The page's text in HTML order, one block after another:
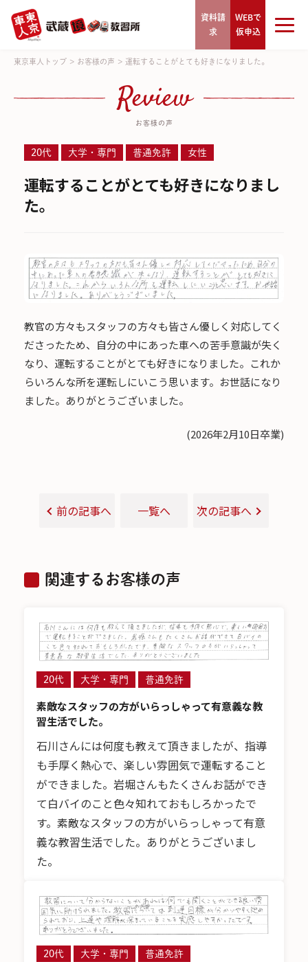
資料請
求
WEBで
仮申込
東京車人トップ > お客様の声 > 運転することがとても好きになりました。
Review
お客様の声
20代 大学・専門 普通免許 女性
運転することがとても好きになりまし
た。
教官の方々もスタッフの方々も皆さん優しく対応してく
ださったため、自分の中にあった車への苦手意識が失く
なり、運転することがとても好きになりました。これか
らいろんな所を運転しにいこう思います。お世話になり
ました。ありがとうございました。
(2026年2月10日卒業)
前の記事へ 一覧へ 次の記事へ
関連するお客様の声
20代 大学・専門 普通免許
素敵なスタッフの方がいらっしゃって有意義な教
習生活でした。
石川さんには何度も教えて頂きましたが、指導
も手厚く熱心で、楽しい雰囲気で運転すること
ができました。岩堀さんもたくさんお話ができ
て白バイのこと色々知れておもしろかったで
す。素敵なスタッフの方がいらっしゃって有意
義な教習生活でした。ありがとうございまし
た。
20代 大学・専門 普通免許